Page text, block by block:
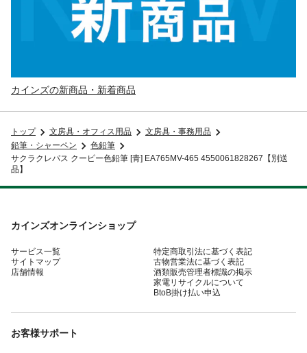
カインズの新商品・新着商品
トップ 文房具・オフィス用品
文房具・事務用品
鉛筆・シャーペン
色鉛筆
サクラクレパス クーピー色鉛筆 [青] EA765MV-465 4550061828267【別送
品】
カインズオンラインショップ
サービス一覧
サイトマップ
店舗情報
特定商取引法に基づく表記
古物営業法に基づく表記
酒類販売管理者標識の掲示
家電リサイクルについて
BtoB掛け払い申込
お客様サポート